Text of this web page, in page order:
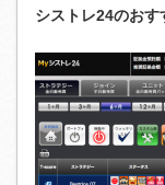
シストレ24のお